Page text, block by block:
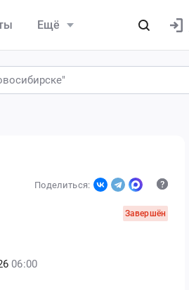
Ещё
Поделиться:
Завершён
06:00